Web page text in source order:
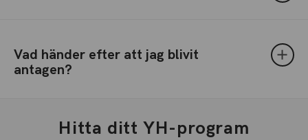
Vad händer efter att jag blivit
antagen?
Hitta ditt YH-program